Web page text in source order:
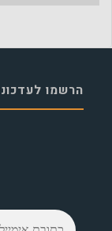
הרשמו